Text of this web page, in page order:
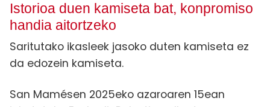
Istorioa duen kamiseta bat, konpromiso
handia aitortzeko
Saritutako ikasleek jasoko duten kamiseta ez
da edozein kamiseta.
San Mamésen 2025eko azaroaren 15ean